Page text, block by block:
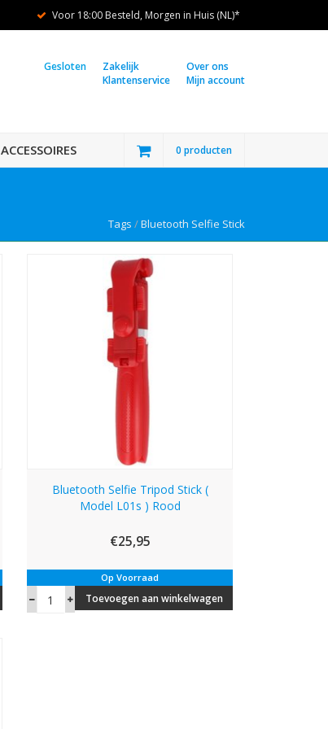
Voor 18:00 Besteld, Morgen in Huis (NL)*
Over ons
Mijn account
Zakelijk
Klantenservice
Gesloten
ACCESSOIRES 0 producten
Tags /Bluetooth Selfie Stick
Bluetooth Selfie Tripod Stick (
Model L01s ) Rood
€25,95
Op Voorraad
Toevoegen aan winkelwagen